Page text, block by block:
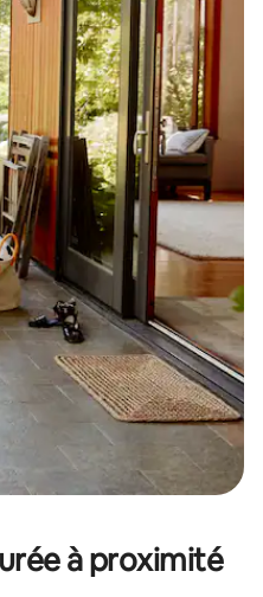
appuyant et en faisant glisser.
à proximité